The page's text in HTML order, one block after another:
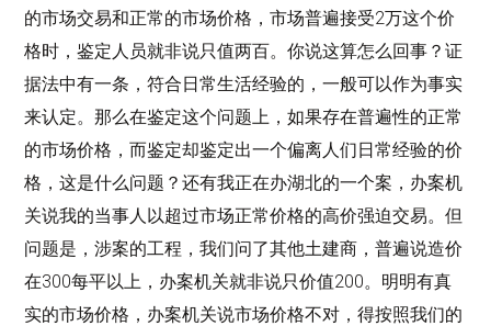
的市场交易和正常的市场价格，市场普遍接受2万这个价
格时，鉴定人员就非说只值两百。你说这算怎么回事？证
据法中有一条，符合日常生活经验的，一般可以作为事实
来认定。那么在鉴定这个问题上，如果存在普遍性的正常
的市场价格，而鉴定却鉴定出一个偏离人们日常经验的价
格，这是什么问题？还有我正在办湖北的一个案，办案机
关说我的当事人以超过市场正常价格的高价强迫交易。但
问题是，涉案的工程，我们问了其他土建商，普遍说造价
在300每平以上，办案机关就非说只价值200。明明有真
实的市场价格，办案机关说市场价格不对，得按照我们的